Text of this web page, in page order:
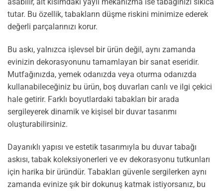
tutar. Bu özellik, tabakların düşme riskini minimize ederek
değerli parçalarınızı korur.
Bu askı, yalnızca işlevsel bir ürün değil, aynı zamanda
evinizin dekorasyonunu tamamlayan bir sanat eseridir.
Mutfağınızda, yemek odanızda veya oturma odanızda
kullanabileceğiniz bu ürün, boş duvarları canlı ve ilgi çekici
hale getirir. Farklı boyutlardaki tabakları bir arada
sergileyerek dinamik ve kişisel bir duvar tasarımı
oluşturabilirsiniz.
Dayanıklı yapısı ve estetik tasarımıyla bu duvar tabağı
askısı, tabak koleksiyonerleri ve ev dekorasyonu tutkunları
için harika bir üründür. Tabakları güvenle sergilerken aynı
zamanda evinize şık bir dokunuş katmak istiyorsanız, bu